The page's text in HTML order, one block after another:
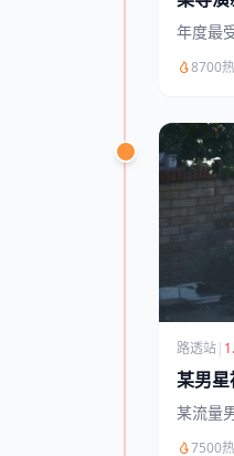
年度最
8700
路透站|
某男
某流量
7500